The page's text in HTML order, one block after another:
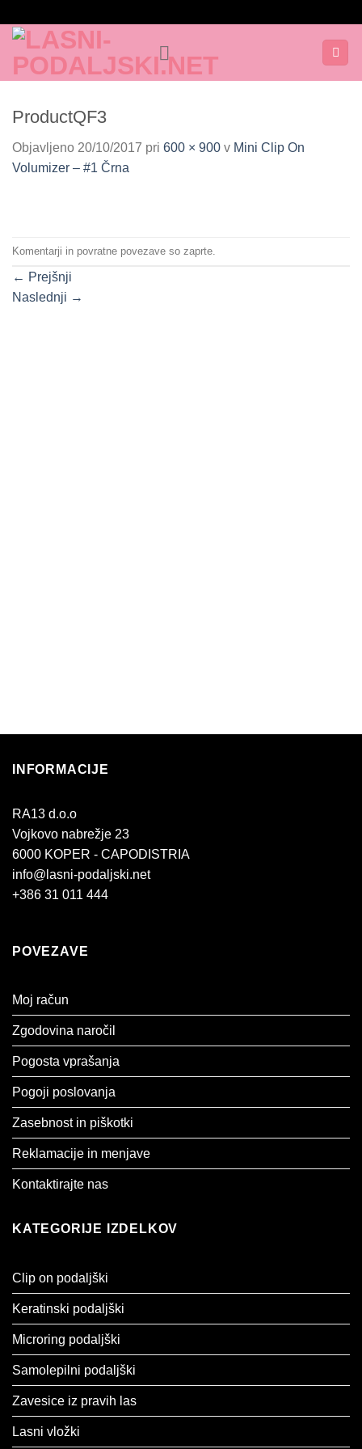
na
vsebino
ProductQF3
Objavljeno 20/10/2017 pri 600 × 900 v Mini Clip On
Volumizer – #1 Črna
Komentarji in povratne povezave so zaprte.
← Prejšnji
Naslednji →
INFORMACIJE
RA13 d.o.o
Vojkovo nabrežje 23
6000 KOPER - CAPODISTRIA
info@lasni-podaljski.net
+386 31 011 444
POVEZAVE
Moj račun
Zgodovina naročil
Pogosta vprašanja
Pogoji poslovanja
Zasebnost in piškotki
Reklamacije in menjave
Kontaktirajte nas
KATEGORIJE IZDELKOV
Clip on podaljški
Keratinski podaljški
Microring podaljški
Samolepilni podaljški
Zavesice iz pravih las
Lasni vložki